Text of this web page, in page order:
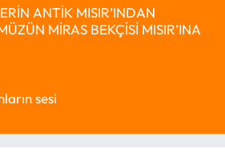
ANTİK MISIR’INDAN
MİRAS BEKÇİSİ MISIR’INA
sesi